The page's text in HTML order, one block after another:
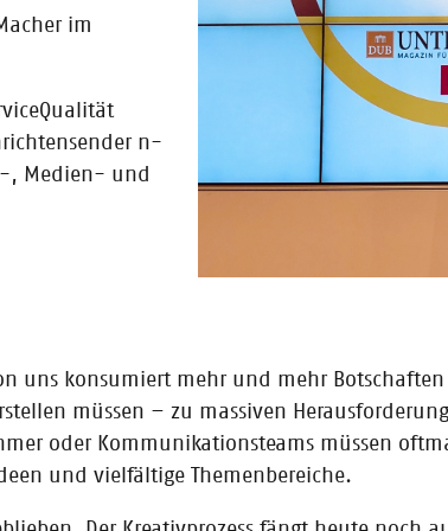
im
n-
, Medien- und
uns konsumiert mehr und mehr
müssen – zu massiven
oder Kommunikationsteams müssen
und vielfältige Themenbereiche.
am 14. Januar 2021
des Börsenvereins bringt seit über fünf Jahren mit seiner
ups zusammen.
erstellen: Das erste von drei Mitmalﬁlm
und ist ab sofort im Buchhandel erhältlich.